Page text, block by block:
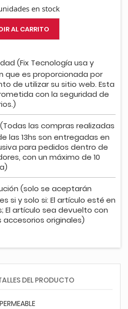
AL CARRITO
en stock
(Fix Tecnología usa y
que es proporcionada por
de utilizar su sitio web. Esta
con la seguridad de
las compras realizadas
las 13hs son entregadas en
para pedidos dentro de
con un máximo de 10
(solo se aceptarán
si y solo si: El artículo esté en
El artículo sea devuelto con
originales)
DEL PRODUCTO